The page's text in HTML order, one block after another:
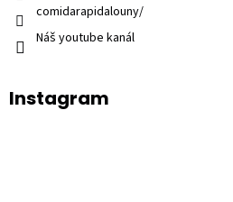
comidarapidalouny/
Náš youtube kanál
Instagram